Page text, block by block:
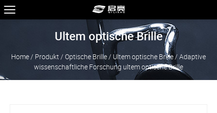
Ultem optische Brille
Home / Produkt / Optische Brille / Ultem optische Brille/ Adaptive
wissenschaftliche Forschung ultem optische Brille